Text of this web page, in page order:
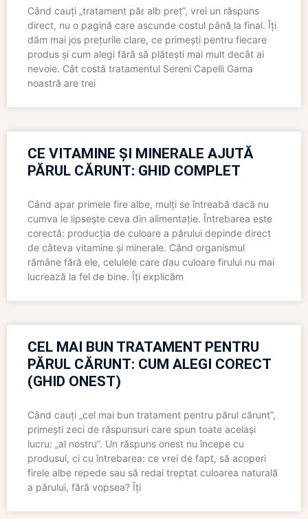
Când cauți „tratament păr alb preț”, vrei un răspuns
direct, nu o pagină care ascunde costul până la final. Îți
dăm mai jos prețurile clare, ce primești pentru fiecare
produs și cum alegi fără să plătești mai mult decât ai
nevoie. Cât costă tratamentul Sereni Capelli Gama
noastră are trei
CE VITAMINE ȘI MINERALE AJUTĂ
PĂRUL CĂRUNT: GHID COMPLET
Când apar primele fire albe, mulți se întreabă dacă nu
cumva le lipsește ceva din alimentație. Întrebarea este
corectă: producția de culoare a părului depinde direct
de câteva vitamine și minerale. Când organismul
rămâne fără ele, celulele care dau culoare firului nu mai
lucrează la fel de bine. Îți explicăm
CEL MAI BUN TRATAMENT PENTRU
PĂRUL CĂRUNT: CUM ALEGI CORECT
(GHID ONEST)
Când cauți „cel mai bun tratament pentru părul cărunt”,
primești zeci de răspunsuri care spun toate același
lucru: „al nostru”. Un răspuns onest nu începe cu
produsul, ci cu întrebarea: ce vrei de fapt, să acoperi
firele albe repede sau să redai treptat culoarea naturală
a părului, fără vopsea? Îți